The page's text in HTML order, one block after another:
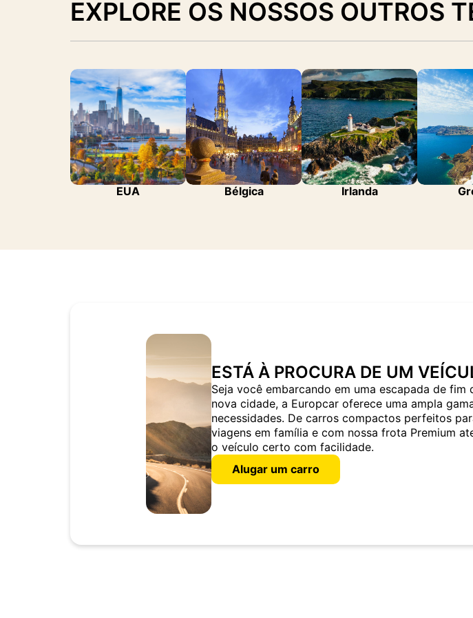
EXPLORE OS NOSSOS OUTROS
EUA Bélgica Irlanda
ESTÁ À PROCURA DE UM
Seja você embarcando em uma escapada de
nova cidade, a Europcar oferece uma ampla
necessidades. De carros compactos perfeitos
viagens em família e com nossa frota Premium
o veículo certo com facilidade.
Alugar um carro